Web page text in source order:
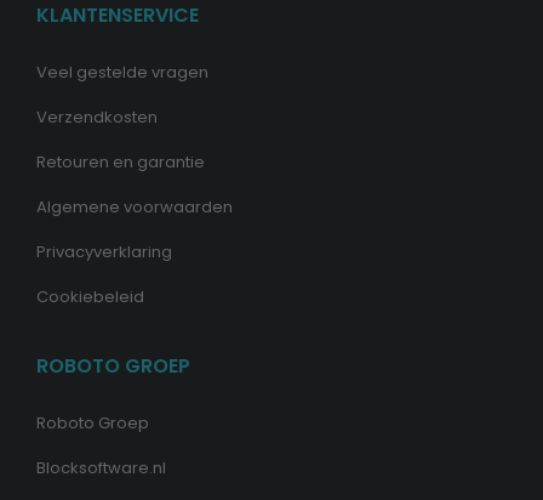
KLANTENSERVICE
Veel gestelde vragen
Verzendkosten
Retouren en garantie
Algemene voorwaarden
Privacyverklaring
Cookiebeleid
ROBOTO GROEP
Roboto Groep
Blocksoftware.nl